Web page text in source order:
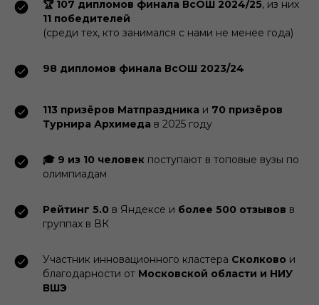
🏆 107 дипломов финала ВсОШ 2024/25, из них
11 победителей
(среди тех, кто занимался с нами не менее года)
98 дипломов финала ВсОШ 2023/24
113 призёров Матпраздника и 70 призёров
Турнира Архимеда в 2025 году
🎓 9 из 10 человек поступают в топовые вузы по
олимпиадам
Рейтинг 5.0 в Яндексе и более 500 отзывов в
группах в ВК
Участник инновационного кластера Сколково и
благодарности от Московской области и НИУ
ВШЭ